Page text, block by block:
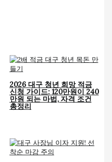
2026 대구 청년 희망 적금
신청 가이드: 120만원이 240
만원 되는 마법, 자격 조건
총정리